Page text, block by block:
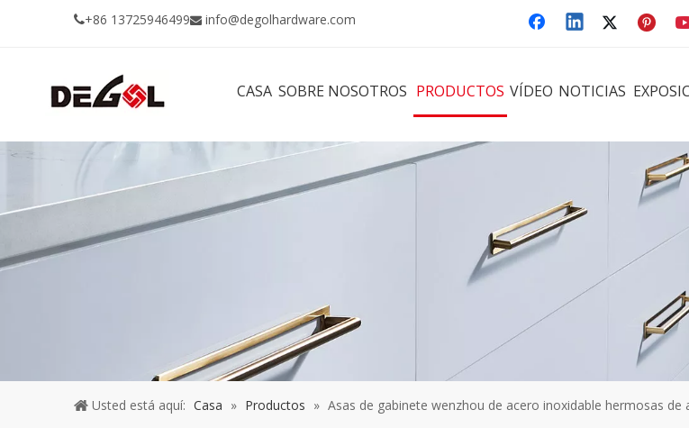
+86 13725946499 info@degolhardware.com
CASA SOBRE NOSOTROS PRODUCTOS VÍDEO NOTICIAS
Usted está aquí: Casa » Productos » Asas de gabinete wenzhou de acero inoxidable hermosas de